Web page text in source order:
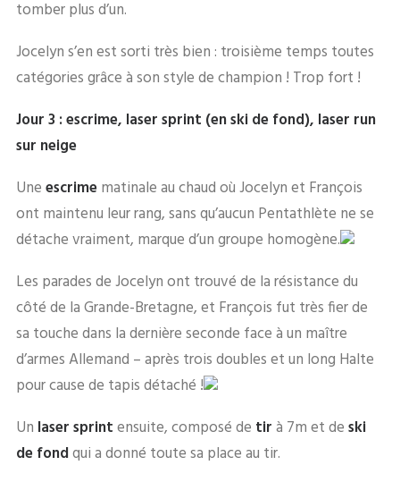
tomber plus d’un.
Jocelyn s’en est sorti très bien : troisième temps toutes
catégories grâce à son style de champion ! Trop fort !
Jour 3 : escrime, laser sprint (en ski de fond), laser run
sur neige
Uneescrime matinale au chaud où Jocelyn et François
ont maintenu leur rang, sans qu’aucun Pentathlète ne se
détache vraiment, marque d’un groupe homogène.
Les parades de Jocelyn ont trouvé de la résistance du
côté de la Grande-Bretagne, et François fut très fier de
sa touche dans la dernière seconde face à un maître
d’armes Allemand – après trois doubles et un long Halte
pour cause de tapis détaché !
Un laser sprintensuite, composé de tirà 7m et deski
de fondqui a donné toute sa place au tir.